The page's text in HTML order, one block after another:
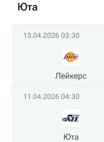
Юта
13.04.2026 03:30
Лейкерс
11.04.2026 04:30
Юта